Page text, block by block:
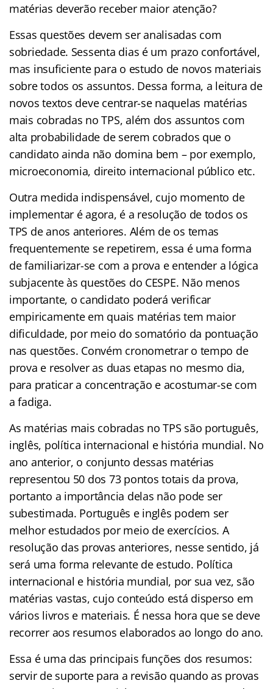
matérias deverão receber maior atenção?
Essas questões devem ser analisadas com
sobriedade. Sessenta dias é um prazo confortável,
mas insuficiente para o estudo de novos materiais
sobre todos os assuntos. Dessa forma, a leitura de
novos textos deve centrar-se naquelas matérias
mais cobradas no TPS, além dos assuntos com
alta probabilidade de serem cobrados que o
candidato ainda não domina bem – por exemplo,
microeconomia, direito internacional público etc.
Outra medida indispensável, cujo momento de
implementar é agora, é a resolução de todos os
TPS de anos anteriores. Além de os temas
frequentemente se repetirem, essa é uma forma
de familiarizar-se com a prova e entender a lógica
subjacente às questões do CESPE. Não menos
importante, o candidato poderá verificar
empiricamente em quais matérias tem maior
dificuldade, por meio do somatório da pontuação
nas questões. Convém cronometrar o tempo de
prova e resolver as duas etapas no mesmo dia,
para praticar a concentração e acostumar-se com
a fadiga.
As matérias mais cobradas no TPS são português,
inglês, política internacional e história mundial. No
ano anterior, o conjunto dessas matérias
representou 50 dos 73 pontos totais da prova,
portanto a importância delas não pode ser
subestimada. Português e inglês podem ser
melhor estudados por meio de exercícios. A
resolução das provas anteriores, nesse sentido, já
será uma forma relevante de estudo. Política
internacional e história mundial, por sua vez, são
matérias vastas, cujo conteúdo está disperso em
vários livros e materiais. É nessa hora que se deve
recorrer aos resumos elaborados ao longo do ano.
Essa é uma das principais funções dos resumos:
servir de suporte para a revisão quando as provas